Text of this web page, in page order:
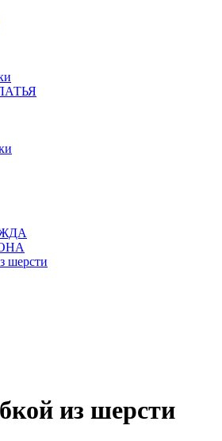
шерсти
из шерсти